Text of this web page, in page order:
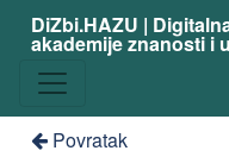
DiZbi.HAZU |
akademije znanosti i
Povratak